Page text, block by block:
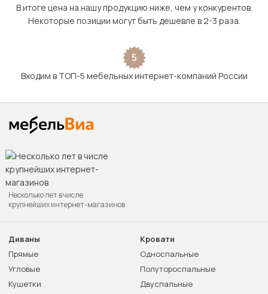
В итоге цена на нашу продукцию ниже, чем у конкурентов.
Некоторые позиции могут быть дешевле в 2-3 раза.
5
Входим в ТОП-5 мебельных интернет-компаний России
Несколько лет в числе
крупнейших интернет-магазинов
Диваны
Прямые
Угловые
Кушетки
Кровати
Односпальные
Полутороспальные
Двуспальные